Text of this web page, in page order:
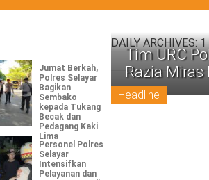
Jumat Berkah,
Polres Selayar
Bagikan
Sembako
kepada Tukang
Becak dan
Pedagang Kaki
Lima
Personel Polres
Selayar
Intensifkan
Pelayanan dan
DAILY ARCHIVES:1
Headline
Tim URC
Razia